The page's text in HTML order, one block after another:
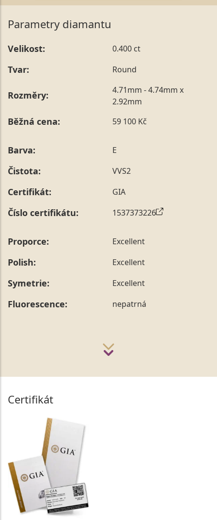
Parametry diamantu
Velikost: 0.400 ct
Tvar: Round
Rozměry:
4.71mm - 4.74mm x
2.92mm
Běžná cena: 59 100 Kč
Barva: E
Čistota: VVS2
Certifikát: GIA
Číslo certifikátu: 1537373226
Proporce: Excellent
Polish: Excellent
Symetrie: Excellent
Fluorescence: nepatrná
Certifikát